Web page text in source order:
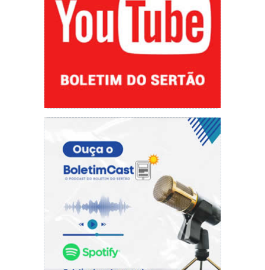
Praças Félix Pacheco e Josnio Ferreira
Avenida Getúlio Vargas
Igrejinha do Sagrado Coração de Jesus
Igreja Matriz Nossa Senhora dos Remédios
Balão do Bairro Junco
O acender das luzes foi seguido por uma
apresentação do Coral Vitória de Cristo da
Assembleia de Deus e, logo após, o grandioso
Espetáculo Sonho de Uma Noite de Natal, um
musical que encantou crianças e adultos com
muito brilho e magia.